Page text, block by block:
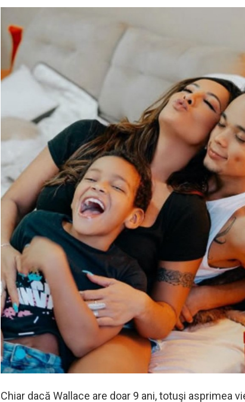
Chiar dacă Wallace are doar 9 ani, totuşi asprimea